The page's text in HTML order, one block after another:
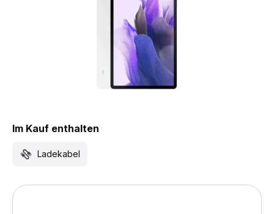
Im Kauf enthalten
Ladekabel